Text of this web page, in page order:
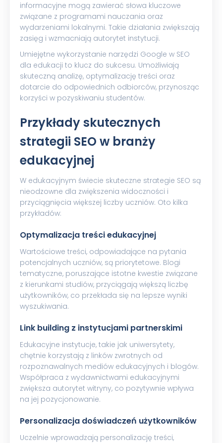
informacyjne mogą zawierać słowa kluczowe
związane z programami nauczania oraz
wydarzeniami lokalnymi. Takie działania zwiększają
zasięg i wzmacniają autorytet instytucji.
Umiejętne wykorzystanie narzędzi Google w SEO
dla edukacji to klucz do sukcesu. Umożliwiają
skuteczną analizę, optymalizację treści oraz
dotarcie do odpowiednich odbiorców, przynosząc
korzyści w pozyskiwaniu studentów.
Przykłady skutecznych
strategii SEO w branży
edukacyjnej
W edukacyjnym świecie skuteczne strategie SEO są
nieodzowne dla zwiększenia widoczności i
przyciągnięcia większej liczby uczniów. Oto kilka
przykładów:
Optymalizacja treści edukacyjnej
Wartościowe treści, odpowiadające na pytania
potencjalnych uczniów, są priorytetowe. Blogi
tematyczne, poruszające istotne kwestie związane
z kierunkami studiów, przyciągają większą liczbę
użytkowników, co przekłada się na lepsze wyniki
wyszukiwania.
Link building z instytucjami partnerskimi
Edukacyjne instytucje, takie jak uniwersytety,
chętnie korzystają z linków zwrotnych od
rozpoznawalnych mediów edukacyjnych i blogów.
Współpraca z wydawnictwami edukacyjnymi
zwiększa autorytet witryny, co pozytywnie wpływa
na jej pozycjonowanie.
Personalizacja doświadczeń użytkowników
Uczelnie wprowadzają personalizację treści,